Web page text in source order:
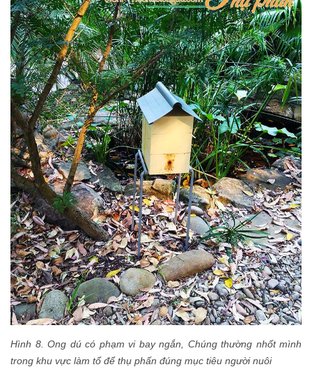
Hình 8. Ong dú có phạm vi bay ngắn, Chúng thường nhốt mình
trong khu vực làm tổ để thụ phấn đúng mục tiêu người nuôi